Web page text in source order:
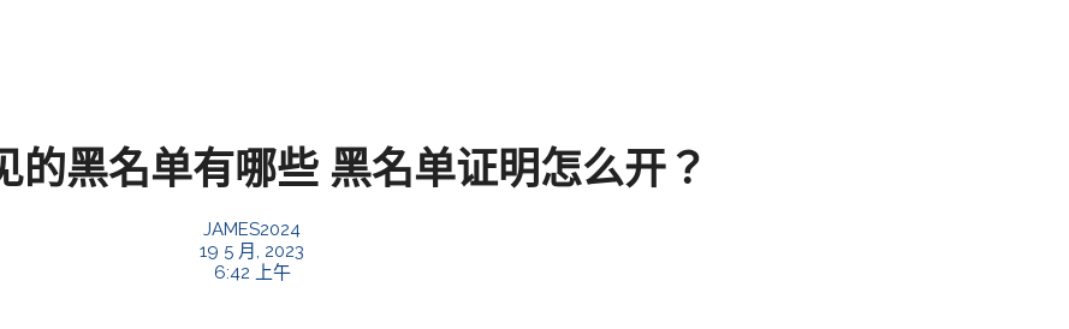
的黑名单有哪些 黑名单证明怎么开？
JAMES2024
19 5 月, 2023
6:42 上午